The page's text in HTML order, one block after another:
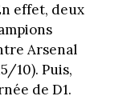
effet, deux
Arsenal
10). Puis,
de D1.